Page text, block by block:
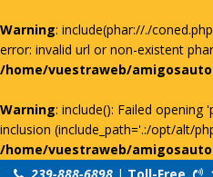
Warning: include(phar://./
error: invalid url or non-existent
/home/vuestraweb/
Warning: include(): Failed opening
inclusion (include_path='.:/opt/alt/
/home/vuestraweb/